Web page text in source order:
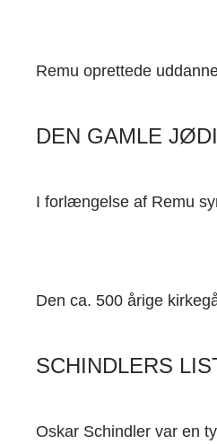
Remu oprettede
DEN GAMLE
I forlængelse af Remu
Den ca. 500 årige
SCHINDLERS
Oskar Schindler var en